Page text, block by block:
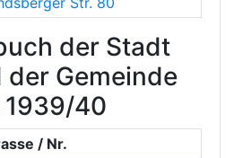
der Stadt
Gemeinde
40
/ Nr.